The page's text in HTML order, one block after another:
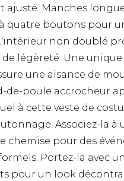
ajusté. Manches
quatre boutons pour
non doublé
légèreté. Une unique
une aisance de
de-poule accrocheur
à cette veste de
Associez-la à
chemise pour des
Portez-la avec
pour un look